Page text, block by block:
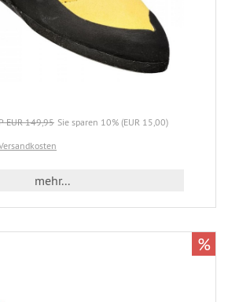
EUR 149,95 Sie sparen 10% (EUR 15,00)
mehr...
%